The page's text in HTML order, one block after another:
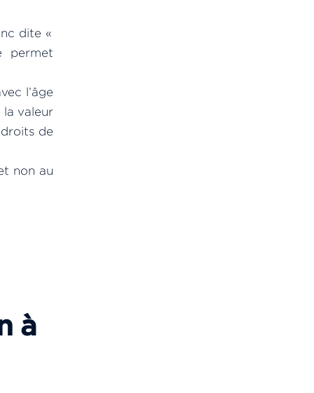
dite «
permet
l’âge
la valeur
de
non au
à